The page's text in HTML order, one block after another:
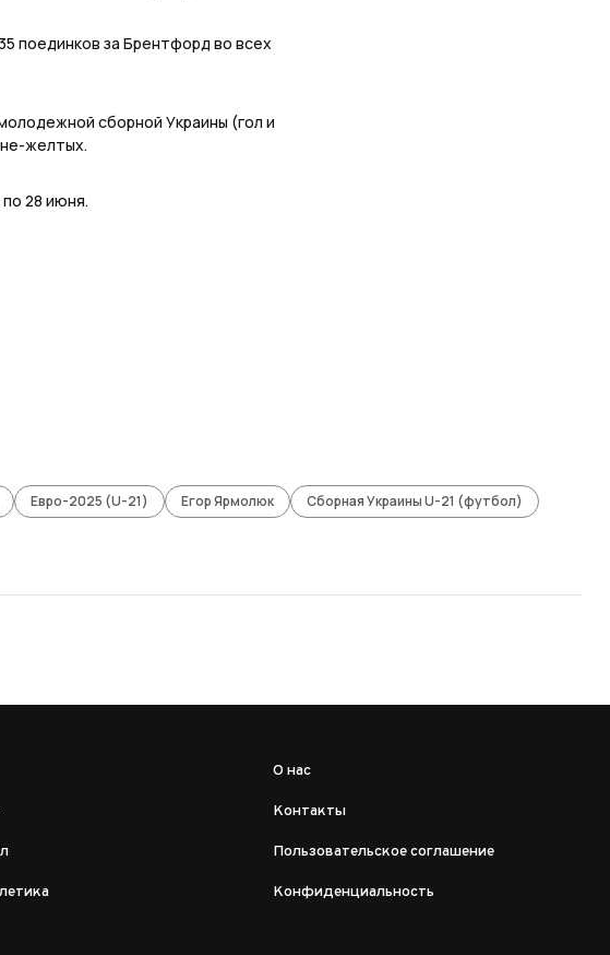
поединков за Брентфорд во всех
сборной Украины (гол и
желтых.
28 июня.
Евро-2025 (U-21) Егор Ярмолюк
Сборная Украины U-21 (футбол)
О нас
Контакты
Пользовательское соглашение
Конфиденциальность